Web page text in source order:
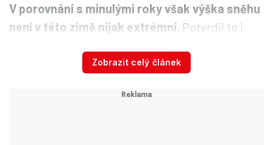
V porovnání s minulými roky však výška sněhu
není v této zimě nijak extrémní. Potvrdil to i
měřící stanici na Plechém sedm let. „
roku 2018 a to 205 centimetrů.
Zobrazit celý článek